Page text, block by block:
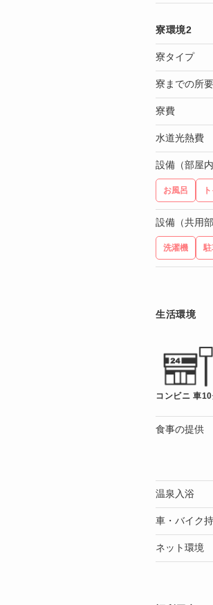
寮環境2
寮タイプ
寮までの所
寮費
水道光熱費
設備（部屋内
お風呂
設備（共用部
洗濯機
生活環境
コンビニ 車
食事の提供
温泉入浴
車・バイク
ネット環境